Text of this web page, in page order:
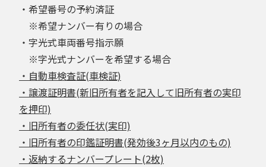
・希望番号の予約済証
※希望ナンバー有りの場合
・字光式車両番号指示願
※字光式ナンバーを希望する場合
・自動車検査証(車検証)
・譲渡証明書(新旧所有者を記入して旧所有者の実印
を押印)
・旧所有者の委任状(実印)
・旧所有者の印鑑証明書(発効後3ヶ月以内のもの)
・返納するナンバープレート(2枚)